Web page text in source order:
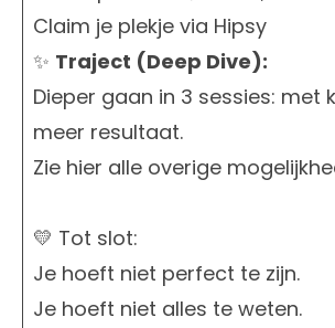
Claim je plekje via Hipsy
✨ Traject (Deep Dive):
Dieper gaan in 3 sessies: met
meer resultaat.
Zie hier alle overige
💛 Tot slot:
Je hoeft niet perfect te zijn.
Je hoeft niet alles te weten.